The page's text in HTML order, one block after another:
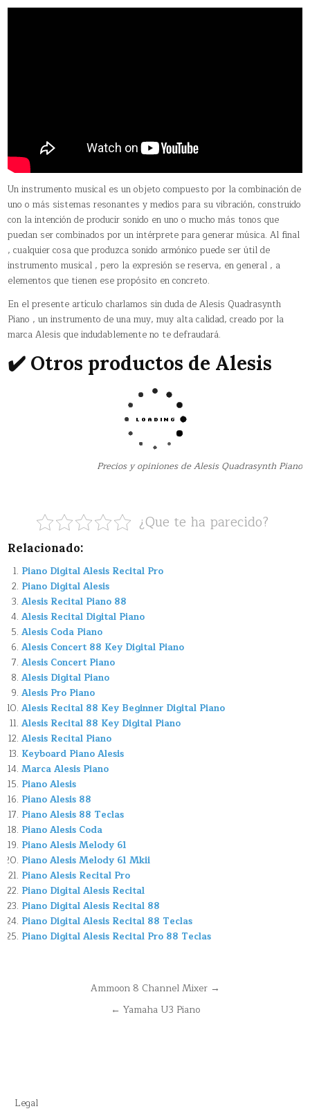
Un instrumento musical es un objeto compuesto por la combinación de
uno o más sistemas resonantes y medios para su vibración, construido
con la intención de producir sonido en uno o mucho más tonos que
puedan ser combinados por un intérprete para generar música. Al final
, cualquier cosa que produzca sonido armónico puede ser útil de
instrumento musical , pero la expresión se reserva, en general , a
elementos que tienen ese propósito en concreto.
En el presente artículo charlamos sin duda de Alesis Quadrasynth
Piano , un instrumento de una muy, muy alta calidad, creado por la
marca Alesis que indudablemente no te defraudará.
✔️ Otros productos de Alesis
Precios y opiniones de Alesis Quadrasynth Piano
¿Que te ha parecido?
Relacionado:
Piano Digital Alesis Recital Pro
Piano Digital Alesis
Alesis Recital Piano 88
Alesis Recital Digital Piano
Alesis Coda Piano
Alesis Concert 88 Key Digital Piano
Alesis Concert Piano
Alesis Digital Piano
Alesis Pro Piano
Alesis Recital 88 Key Beginner Digital Piano
Alesis Recital 88 Key Digital Piano
Alesis Recital Piano
Keyboard Piano Alesis
Marca Alesis Piano
Piano Alesis
Piano Alesis 88
Piano Alesis 88 Teclas
Piano Alesis Coda
Piano Alesis Melody 61
Piano Alesis Melody 61 Mkii
Piano Alesis Recital Pro
Piano Digital Alesis Recital
Piano Digital Alesis Recital 88
Piano Digital Alesis Recital 88 Teclas
Piano Digital Alesis Recital Pro 88 Teclas
NavegaciónAmmoon 8 Channel Mixer →
← Yamaha U3 Piano
Legal